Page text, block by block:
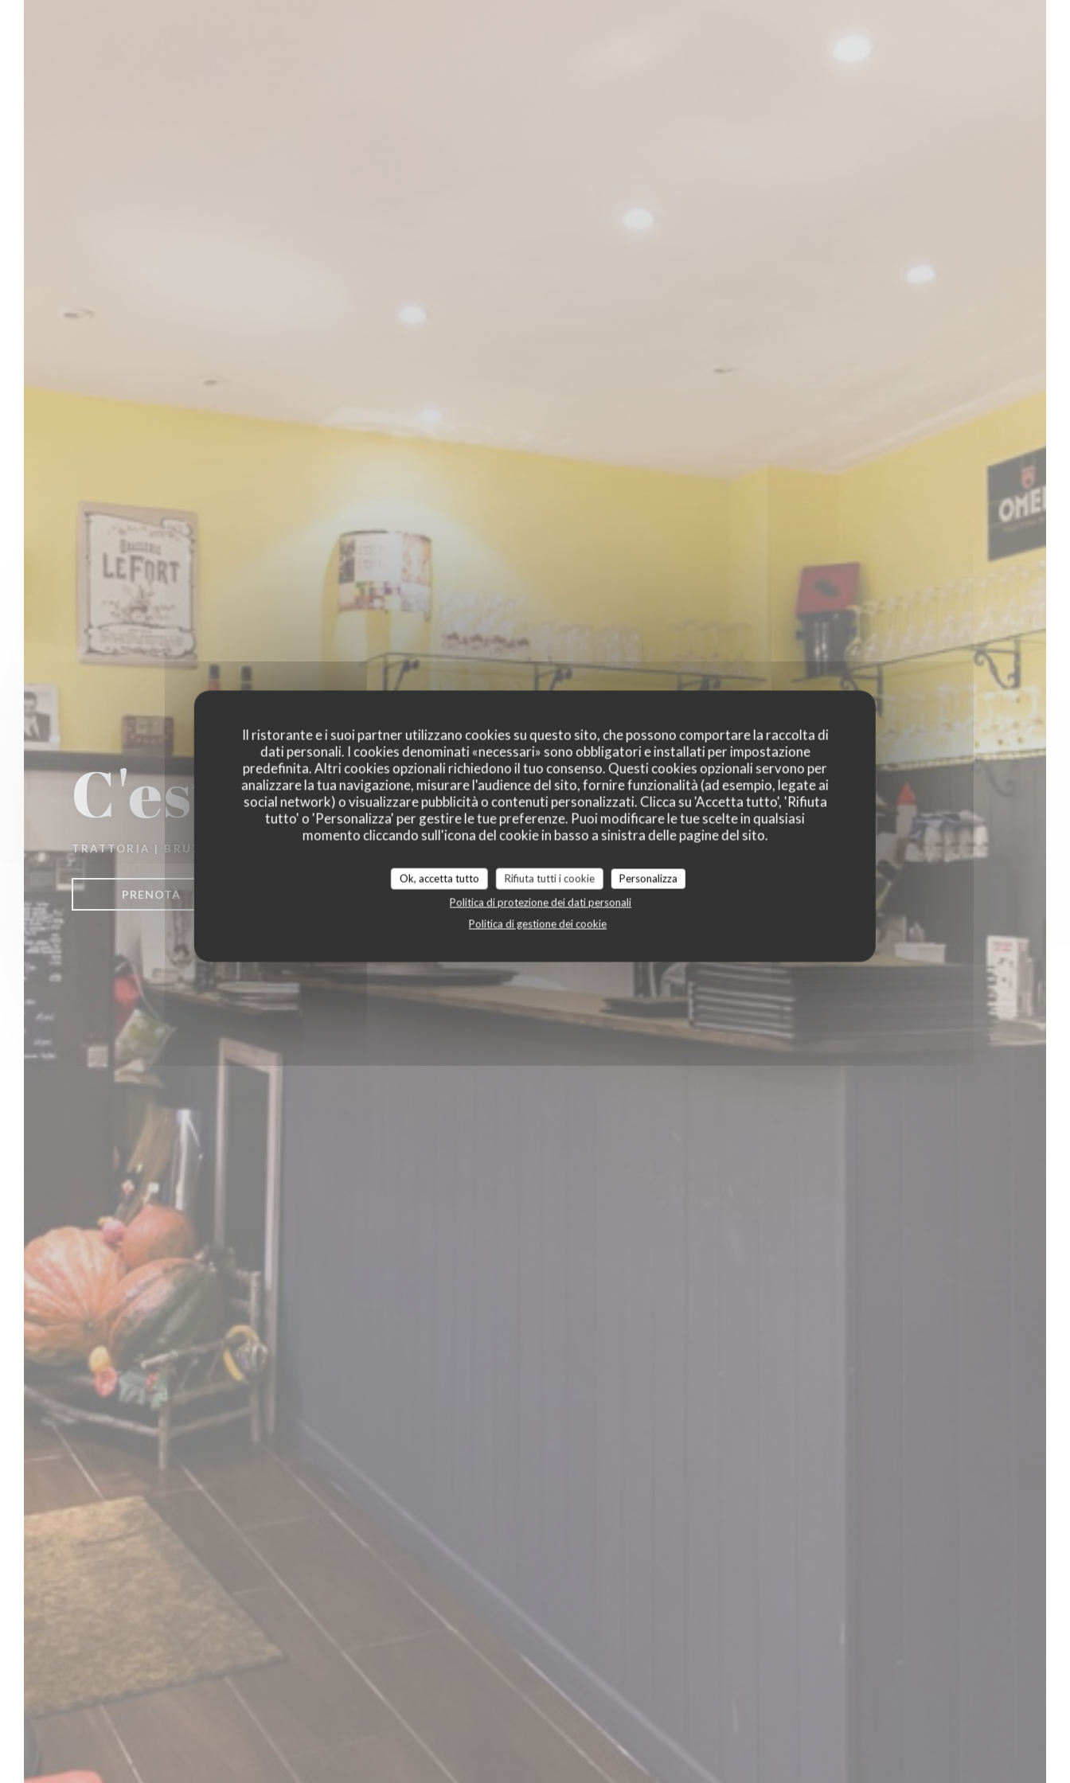
Il ristorante e i suoi partner utilizzano cookies su questo sito, che possono comportare la raccolta di
dati personali. I cookies denominati «necessari» sono obbligatori e installati per impostazione
predefinita. Altri cookies opzionali richiedono il tuo consenso. Questi cookies opzionali servono per
analizzare la tua navigazione, misurare l'audience del sito, fornire funzionalità (ad esempio, legate ai
social network) o visualizzare pubblicità o contenuti personalizzati. Clicca su 'Accetta tutto', 'Rifiuta
tutto' o 'Personalizza' per gestire le tue preferenze. Puoi modificare le tue scelte in qualsiasi
momento cliccando sull'icona del cookie in basso a sinistra delle pagine del sito.
Ok, accetta tutto Rifiuta tutti i cookie
Personalizza
Politica di protezione dei dati personali
Politica di gestione dei cookie
C'est bon c'est belge
TRATTORIA | BRUXELLES
PRENOTA